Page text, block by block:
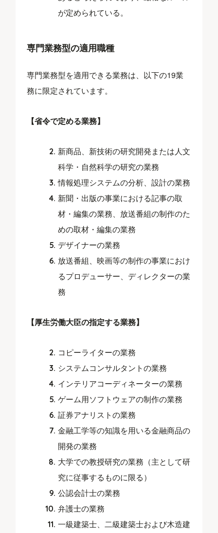
が定められている。
専門業務型の適用職種
専門業務型を適用できる業務は、以下の19業
務に限定されています。
【省令で定める業務】
新商品、新技術の研究開発または人文
科学・自然科学の研究の業務
情報処理システムの分析、設計の業務
新聞・出版の事業における記事の取
材・編集の業務、放送番組の制作のた
めの取材・編集の業務
デザイナーの業務
放送番組、映画等の制作の事業におけ
るプロデューサー、ディレクターの業
務
【厚生労働大臣の指定する業務】
コピーライターの業務
システムコンサルタントの業務
インテリアコーディネーターの業務
ゲーム用ソフトウェアの制作の業務
証券アナリストの業務
金融工学等の知識を用いる金融商品の
開発の業務
大学での教授研究の業務（主として研
究に従事するものに限る）
公認会計士の業務
弁護士の業務
一級建築士、二級建築士および木造建